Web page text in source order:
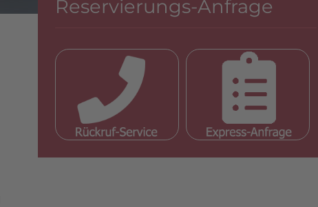
Reservierungs-Anfrage